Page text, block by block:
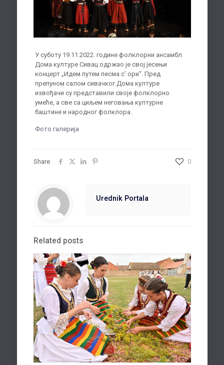
У суботу 19.11.2022. године фолклорни ансамбл
Дома културе Сивац одржаo је свој јесењи
концерт „Идем путем песма с’ ори“. Пред
препуном салом сивачког Дома културе
извођачи су представили своје фолклорно
умеће, а све са циљем неговања културне
баштине и народног фолклора.
Фото галерија
Share 0
Urednik Portala
Related posts